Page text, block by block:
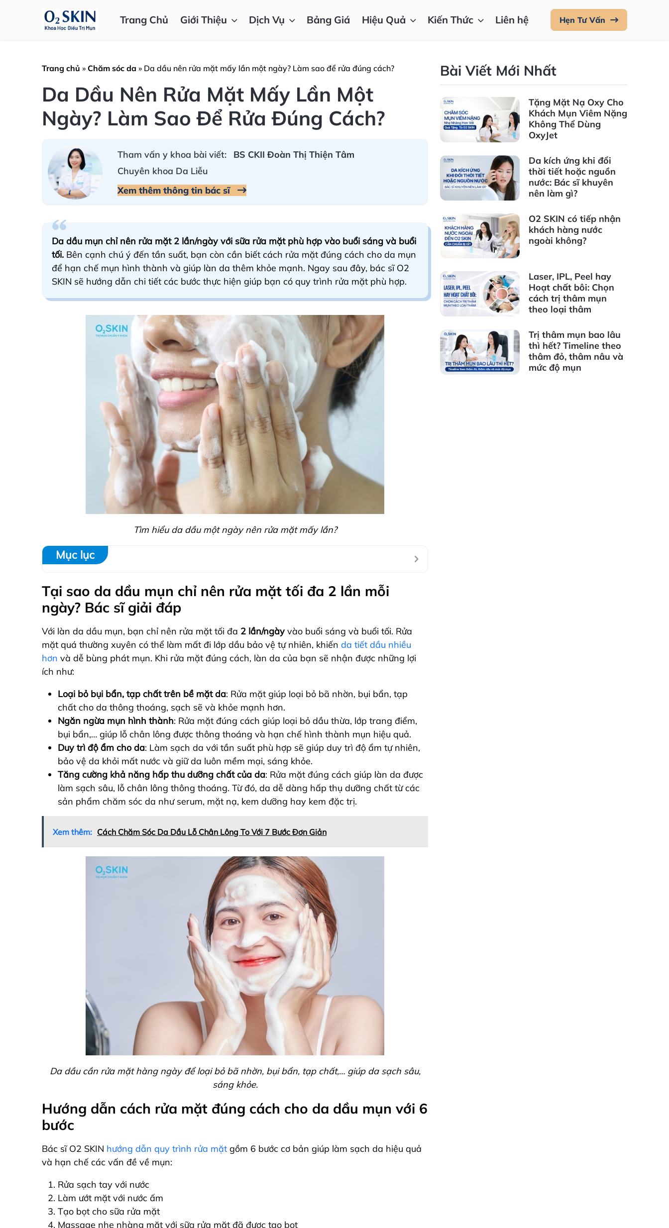
Trang Chủ Giới Thiệu Dịch Vụ Bảng Giá Hiệu Quả Kiến Thức Liên hệ Hẹn Tư Vấn
Trang chủ » Chăm sóc da » Da dầu nên rửa mặt mấy lần một ngày? Làm sao để rửa đúng cách?
Da Dầu Nên Rửa Mặt Mấy Lần Một
Ngày? Làm Sao Để Rửa Đúng Cách?
Tham vấn y khoa bài viết:
BS CKII Đoàn Thị Thiện Tâm
Chuyên khoa Da Liễu
Xem thêm thông tin bác sĩ
Da dầu mụn chỉ nên rửa mặt 2 lần/ngày với sữa rửa mặt phù hợp vào buổi sáng và buổi
tối. Bên cạnh chú ý đến tần suất, bạn còn cần biết cách rửa mặt đúng cách cho da mụn
để hạn chế mụn hình thành và giúp làn da thêm khỏe mạnh. Ngay sau đây, bác sĩ O2
SKIN sẽ hướng dẫn chi tiết các bước thực hiện giúp bạn có quy trình rửa mặt phù hợp.
Tìm hiểu da dầu một ngày nên rửa mặt mấy lần?
Mục lục
Tại sao da dầu mụn chỉ nên rửa mặt tối đa 2 lần mỗi
ngày? Bác sĩ giải đáp
Với làn da dầu mụn, bạn chỉ nên rửa mặt tối đa 2 lần/ngày vào buổi sáng và buổi tối. Rửa
mặt quá thường xuyên có thể làm mất đi lớp dầu bảo vệ tự nhiên, khiến da tiết dầu nhiều
hơn và dễ bùng phát mụn. Khi rửa mặt đúng cách, làn da của bạn sẽ nhận được những lợi
ích như:
Loại bỏ bụi bẩn, tạp chất trên bề mặt da: Rửa mặt giúp loại bỏ bã nhờn, bụi bẩn, tạp
chất cho da thông thoáng, sạch sẽ và khỏe mạnh hơn.
Ngăn ngừa mụn hình thành: Rửa mặt đúng cách giúp loại bỏ dầu thừa, lớp trang điểm,
bụi bẩn,… giúp lỗ chân lông được thông thoáng và hạn chế hình thành mụn hiệu quả.
Duy trì độ ẩm cho da: Làm sạch da với tần suất phù hợp sẽ giúp duy trì độ ẩm tự nhiên,
bảo vệ da khỏi mất nước và giữ da luôn mềm mại, sáng khỏe.
Tăng cường khả năng hấp thu dưỡng chất của da: Rửa mặt đúng cách giúp làn da được
làm sạch sâu, lỗ chân lông thông thoáng. Từ đó, da dễ dàng hấp thụ dưỡng chất từ các
sản phẩm chăm sóc da như serum, mặt nạ, kem dưỡng hay kem đặc trị.
Xem thêm: Cách Chăm Sóc Da Dầu Lỗ Chân Lông To Với 7 Bước Đơn Giản
Da dầu cần rửa mặt hàng ngày để loại bỏ bã nhờn, bụi bẩn, tạp chất,… giúp da sạch sâu,
sáng khỏe.
Hướng dẫn cách rửa mặt đúng cách cho da dầu mụn với 6
bước
Bác sĩ O2 SKIN hướng dẫn quy trình rửa mặt gồm 6 bước cơ bản giúp làm sạch da hiệu quả
và hạn chế các vấn đề về mụn:
Rửa sạch tay với nước
Làm ướt mặt với nước ấm
Tạo bọt cho sữa rửa mặt
Massage nhẹ nhàng mặt với sữa rửa mặt đã được tạo bọt
Bài Viết Mới Nhất
Tặng Mặt Nạ Oxy Cho
Khách Mụn Viêm Nặng
Không Thể Dùng
OxyJet
Da kích ứng khi đổi
thời tiết hoặc nguồn
nước: Bác sĩ khuyên
nên làm gì?
O2 SKIN có tiếp nhận
khách hàng nước
ngoài không?
Laser, IPL, Peel hay
Hoạt chất bôi: Chọn
cách trị thâm mụn
theo loại thâm
Trị thâm mụn bao lâu
thì hết? Timeline theo
thâm đỏ, thâm nâu và
mức độ mụn